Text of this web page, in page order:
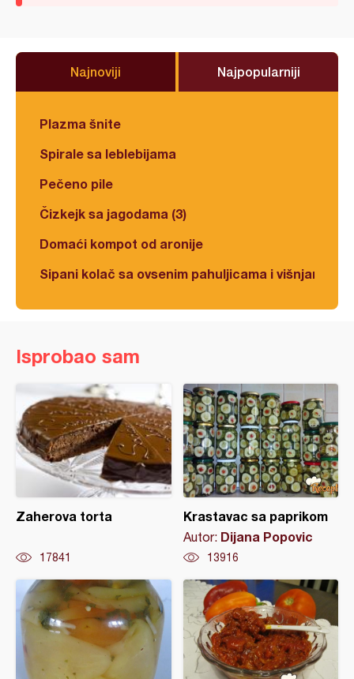
Najnoviji Najpopularniji
Plazma šnite
Spirale sa leblebijama
Pečeno pile
Čizkejk sa jagodama (3)
Domaći kompot od aronije
Sipani kolač sa ovsenim pahuljicama i višnjama
Isprobao sam
Zaherova torta
17841
Krastavac sa paprikom
Autor: Dijana Popovic
13916